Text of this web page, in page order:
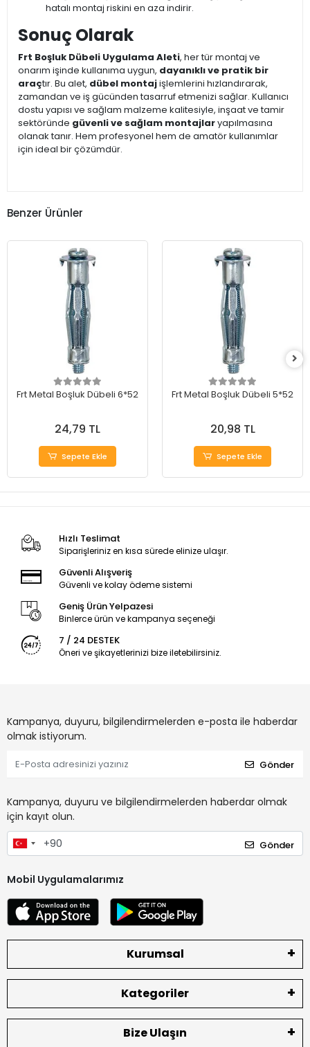
hatalı montaj riskini en aza indirir.
Sonuç Olarak
Frt Boşluk Dübeli Uygulama Aleti, her tür montaj ve
onarım işinde kullanıma uygun, dayanıklı ve pratik bir
araçtır. Bu alet, dübel montajişlemlerini hızlandırarak,
zamandan ve iş gücünden tasarruf etmenizi sağlar. Kullanıcı
dostu yapısı ve sağlam malzeme kalitesiyle, inşaat ve tamir
sektöründe güvenli ve sağlam montajlaryapılmasına
olanak tanır. Hem profesyonel hem de amatör kullanımlar
için ideal bir çözümdür.
Benzer Ürünler
Frt Metal Boşluk Dübeli 6*52
24,79 TL
Sepete Ekle
Frt Metal Boşluk Dübeli 5*52
20,98 TL
Sepete Ekle
Hızlı Teslimat
Siparişleriniz en kısa sürede elinize ulaşır.
Güvenli Alışveriş
Güvenli ve kolay ödeme sistemi
Geniş Ürün Yelpazesi
Binlerce ürün ve kampanya seçeneği
7 / 24 DESTEK
Öneri ve şikayetlerinizi bize iletebilirsiniz.
Kampanya, duyuru, bilgilendirmelerden e-posta ile haberdar
olmak istiyorum.
Gönder
Kampanya, duyuru ve bilgilendirmelerden haberdar olmak
için kayıt olun.
Gönder
Mobil Uygulamalarımız
Kurumsal
Kategoriler
Bize Ulaşın